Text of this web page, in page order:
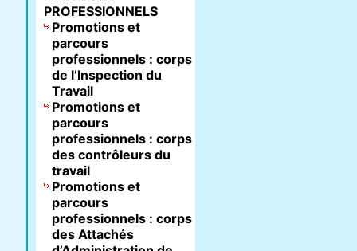
PROFESSIONNELS
Promotions et
parcours
professionnels : corps
de l’Inspection du
Travail
Promotions et
parcours
professionnels : corps
des contrôleurs du
travail
Promotions et
parcours
professionnels : corps
des Attachés